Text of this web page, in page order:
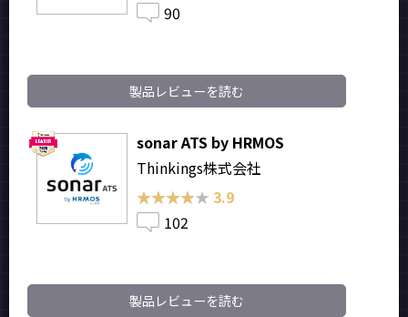
90
製品レビューを読む
sonar ATS by HRMOS
Thinkings株式会社
★★★★★
★★★★★ 3.9
102
製品レビューを読む